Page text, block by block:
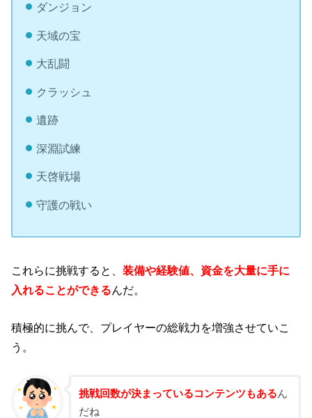
ダンジョン
天域の宝
大乱闘
クラッシュ
遺跡
深淵試練
天啓戦場
守護の戦い
これらに挑戦すると、装備や経験値、資金を大量に手に
入れることができるんだ。
積極的に挑んで、プレイヤーの総戦力を増強させていこ
う。
挑戦回数が決まっているコンテンツもあるん
だね